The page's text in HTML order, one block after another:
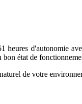
heures d'autonomie
état de
de votre